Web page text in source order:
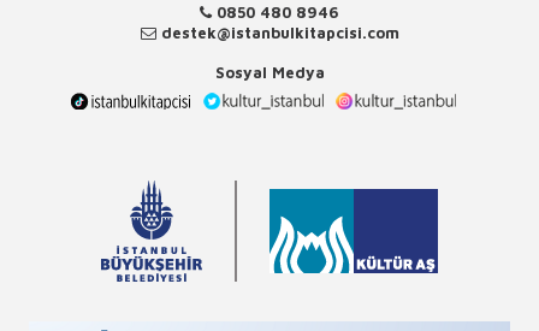
0850 480 8946
destek@istanbulkitapcisi.com
Sosyal Medya